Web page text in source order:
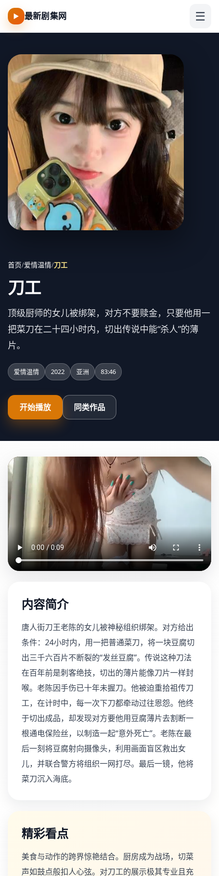
▶ 最新剧集网 ☰
首页/爱情温情/刀工
刀工
顶级厨师的女儿被绑架，对方不要赎金，只要他用一
把菜刀在二十四小时内，切出传说中能“杀人”的薄
片。
爱情温情 2022 亚洲 83:46
开始播放 同类作品
内容简介
唐人街刀王老陈的女儿被神秘组织绑架。对方给出
条件：24小时内，用一把普通菜刀，将一块豆腐切
出三千六百片不断裂的“发丝豆腐”。传说这种刀法
在百年前是刺客绝技，切出的薄片能像刀片一样封
喉。老陈因手伤已十年未握刀。他被迫重拾祖传刀
工，在计时中，每一次下刀都牵动过往恩怨。他终
于切出成品，却发现对方要他用豆腐薄片去割断一
根通电保险丝，以制造一起“意外死亡”。老陈在最
后一刻将豆腐射向摄像头，利用画面盲区救出女
儿，并联合警方将组织一网打尽。最后一镜，他将
菜刀沉入海底。
精彩看点
美食与动作的跨界惊艳结合。厨房成为战场，切菜
声如鼓点般扣人心弦。对刀工的展示极其专业且充